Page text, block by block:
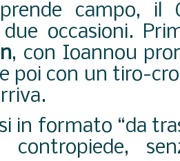
campo, il
occasioni.
, con Ioannou
poi con un tiro-
in formato “da